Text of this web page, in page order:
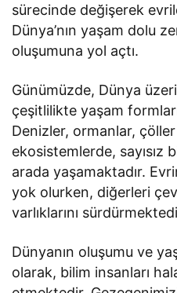
sürecinde değişerek
Dünya’nın yaşam dolu
oluşumuna yol açtı.
Günümüzde, Dünya
çeşitlilikte yaşam
Denizler, ormanlar,
ekosistemlerde,
arada yaşamaktadır.
yok olurken, diğerleri
varlıklarını
Dünyanın oluşumu ve
olarak, bilim insanları